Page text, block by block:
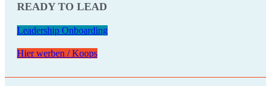
READY TO LEAD
Leadership Onboarding
Hier werben / Koops